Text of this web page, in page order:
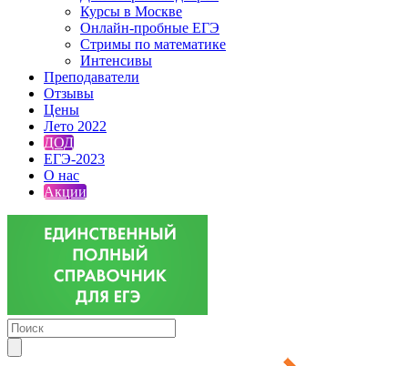
Курсы в Москве
Онлайн-пробные ЕГЭ
Стримы по математике
Интенсивы
Преподаватели
Отзывы
Цены
Лето 2022
ДОД
ЕГЭ-2023
О нас
Акции